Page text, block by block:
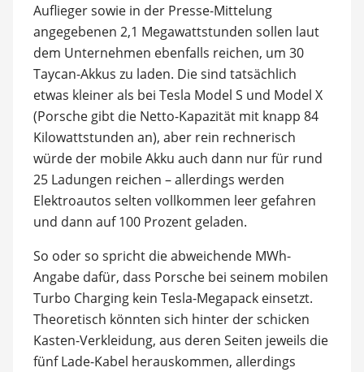
Auflieger sowie in der Presse-Mittelung
angegebenen 2,1 Megawattstunden sollen laut
dem Unternehmen ebenfalls reichen, um 30
Taycan-Akkus zu laden. Die sind tatsächlich
etwas kleiner als bei Tesla Model S und Model X
(Porsche gibt die Netto-Kapazität mit knapp 84
Kilowattstunden an), aber rein rechnerisch
würde der mobile Akku auch dann nur für rund
25 Ladungen reichen – allerdings werden
Elektroautos selten vollkommen leer gefahren
und dann auf 100 Prozent geladen.
So oder so spricht die abweichende MWh-
Angabe dafür, dass Porsche bei seinem mobilen
Turbo Charging kein Tesla-Megapack einsetzt.
Theoretisch könnten sich hinter der schicken
Kasten-Verkleidung, aus deren Seiten jeweils die
fünf Lade-Kabel herauskommen, allerdings